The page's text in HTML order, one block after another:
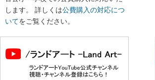
します。 詳しくは公費購入の対応につ
いてをご覧ください。